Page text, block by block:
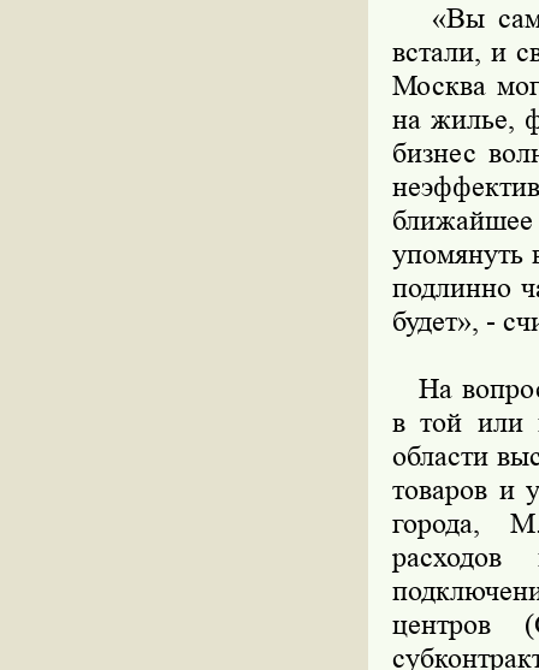
«Вы сами
встали, и
Москва
на жилье,
бизнес
упомянуть
подлинно
будет», -
На
в той или
области
товаров и
города,
расходов
центров